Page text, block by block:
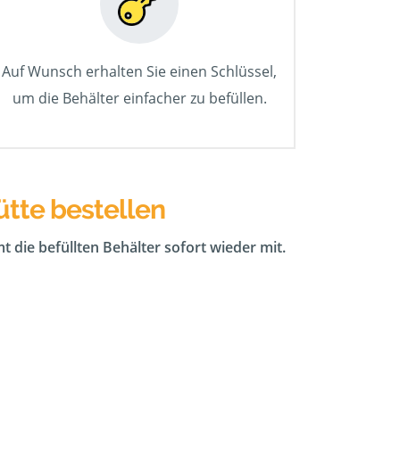
Auf Wunsch erhalten Sie einen Schlüssel,
um die Behälter einfacher zu befüllen.
bestellen
die befüllten Behälter sofort wieder mit.